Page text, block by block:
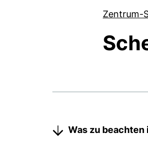
Zentrum-
Was zu beachten